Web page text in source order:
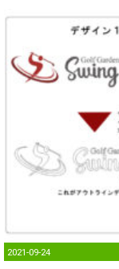
2021-09-24